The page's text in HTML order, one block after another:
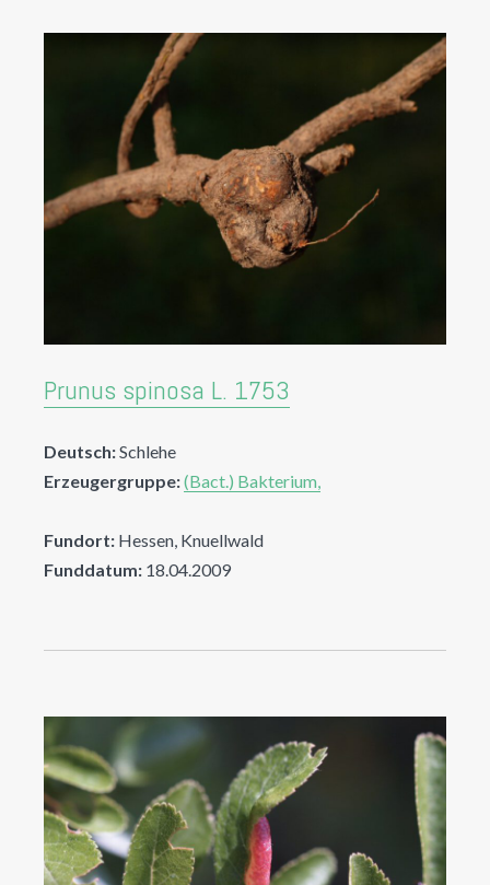
Prunus spinosa L. 1753
Deutsch:Schlehe
Erzeugergruppe:(Bact.) Bakterium,
Fundort: Hessen, Knuellwald
Funddatum: 18.04.2009